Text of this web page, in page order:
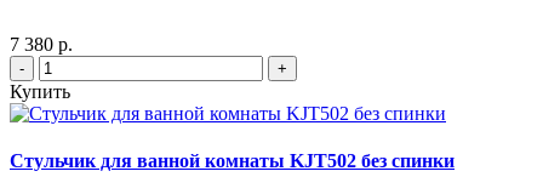
7 380 р.
- +
Купить
Стульчик для ванной комнаты KJT502 без спинки